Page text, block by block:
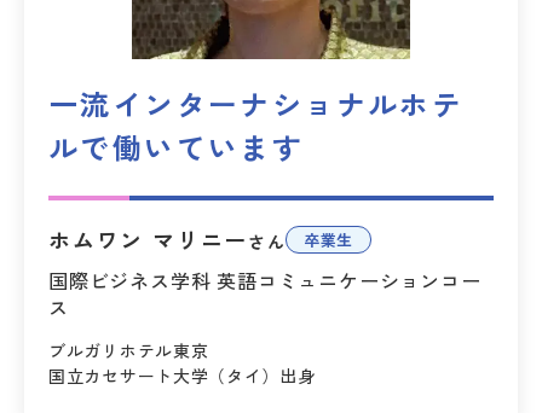
一流インターナショナルホテ
ルで働いています
ホムワン マリニー さん 卒業生
国際ビジネス学科 英語コミュニケーションコー
ス
ブルガリホテル東京
国立カセサート大学（タイ）出身